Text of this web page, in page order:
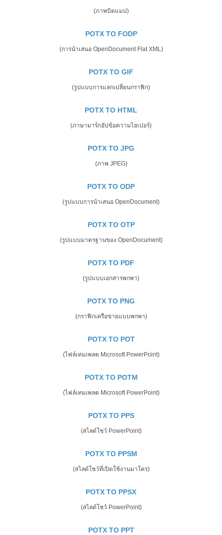
(ภาพบิตแมป)
POTX TO FODP
(การนำเสนอ OpenDocument Flat XML)
POTX TO GIF
(รูปแบบการแลกเปลี่ยนกราฟิก)
POTX TO HTML
(ภาษามาร์กอัปข้อความไฮเปอร์)
POTX TO JPG
(ภาพ JPEG)
POTX TO ODP
(รูปแบบการนำเสนอ OpenDocument)
POTX TO OTP
(รูปแบบมาตรฐานของ OpenDocument)
POTX TO PDF
(รูปแบบเอกสารพกพา)
POTX TO PNG
(กราฟิกเครือข่ายแบบพกพา)
POTX TO POT
(ไฟล์เทมเพลต Microsoft PowerPoint)
POTX TO POTM
(ไฟล์เทมเพลต Microsoft PowerPoint)
POTX TO PPS
(สไลด์โชว์ PowerPoint)
POTX TO PPSM
(สไลด์โชว์ที่เปิดใช้งานมาโคร)
POTX TO PPSX
(สไลด์โชว์ PowerPoint)
POTX TO PPT